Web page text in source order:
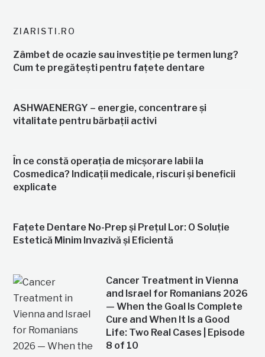
ZIARISTI.RO
Zâmbet de ocazie sau investiție pe termen lung?
Cum te pregătești pentru fațete dentare
ASHWAENERGY – energie, concentrare și
vitalitate pentru bărbații activi
În ce constă operația de micșorare labii la
Cosmedica? Indicații medicale, riscuri și beneficii
explicate
Fațete Dentare No-Prep și Prețul Lor: O Soluție
Estetică Minim Invazivă și Eficientă
Cancer Treatment in Vienna
and Israel for Romanians 2026
— When the Goal Is Complete
Cure and When It Is a Good
Life: Two Real Cases | Episode
8 of 10